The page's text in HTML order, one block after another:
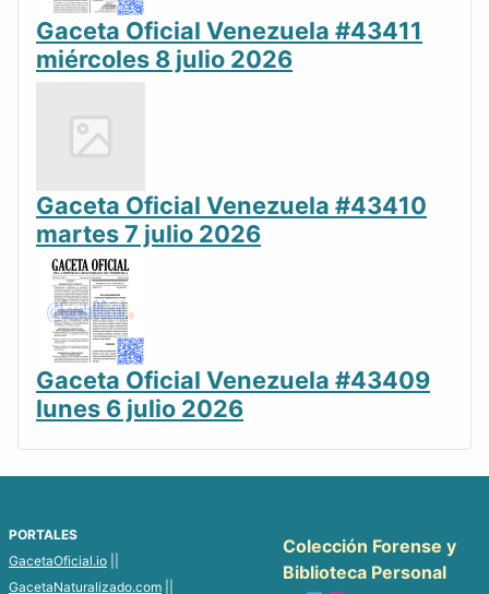
Gaceta Oficial Venezuela #43411
miércoles 8 julio 2026
Gaceta Oficial Venezuela #43410
martes 7 julio 2026
Gaceta Oficial Venezuela #43409
lunes 6 julio 2026
PORTALES
GacetaOficial.io
GacetaNaturalizado.com
Colección Forense y
Biblioteca Personal